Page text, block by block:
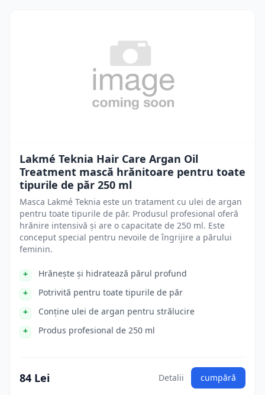
Lakmé Teknia Hair Care Argan Oil
Treatment mască hrănitoare pentru toate
tipurile de păr 250 ml
Masca Lakmé Teknia este un tratament cu ulei de argan
pentru toate tipurile de păr. Produsul profesional oferă
hrănire intensivă și are o capacitate de 250 ml. Este
conceput special pentru nevoile de îngrijire a părului
feminin.
Hrănește și hidratează părul profund
Potrivită pentru toate tipurile de păr
Conține ulei de argan pentru strălucire
Produs profesional de 250 ml
84 Lei Detalii cumpără